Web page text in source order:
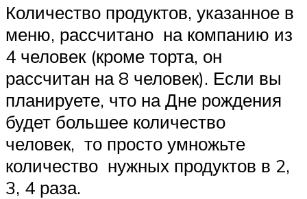
Количество продуктов, указанное в
меню, рассчитано на компанию из
4 человек (кроме торта, он
рассчитан на 8 человек). Если вы
планируете, что на Дне рождения
будет большее количество
человек, то просто умножьте
количество нужных продуктов в 2,
3, 4 раза.